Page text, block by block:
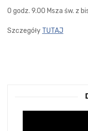
O godz. 9.00 Msza św. z
Szczegóły TUTAJ